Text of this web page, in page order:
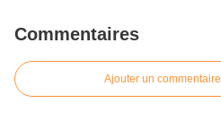
Commentaires
Ajouter un commentaire